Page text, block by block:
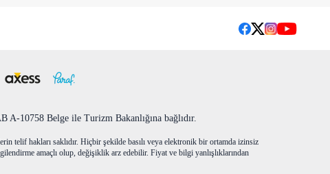
A-10758 Belge ile Turizm Bakanlığına bağlıdır.
telif hakları saklıdır. Hiçbir şekilde basılı veya elektronik bir ortamda izinsiz
amaçlı olup, değişiklik arz edebilir. Fiyat ve bilgi yanlışlıklarından